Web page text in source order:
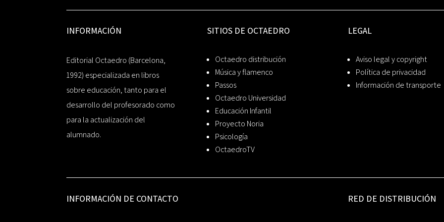
INFORMACIÓN
Editorial Octaedro (Barcelona,
1992) especializada en libros
sobre educación, tanto para el
desarrollo del profesorado como
para la actualización del
alumnado.
SITIOS DE OCTAEDRO
Octaedro distribución
Música y flamenco
Passos
Octaedro Universidad
Educación Infantil
Proyecto Noria
Psicología
OctaedroTV
LEGAL
Aviso legal y copyright
Política de privacidad
Información de transporte
INFORMACIÓN DE CONTACTO RED DE DISTRIBUCIÓN